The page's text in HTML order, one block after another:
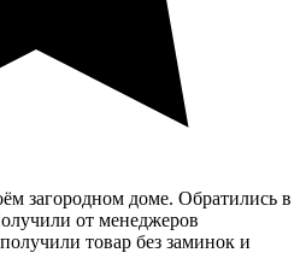
загородном доме. Обратились в
от менеджеров
товар без заминок и